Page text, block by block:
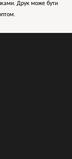
Друк може бути